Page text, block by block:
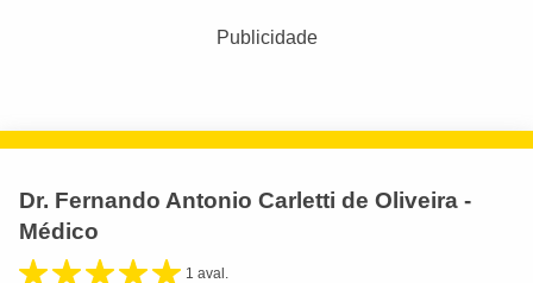
Publicidade
Dr. Fernando Antonio Carletti de Oliveira -
Médico
1 aval.